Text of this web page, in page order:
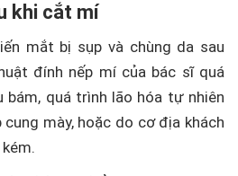
khi cắt mí
mắt bị sụp và chùng da sau
đính nếp mí của bác sĩ quá
bám, quá trình lão hóa tự nhiên
mày, hoặc do cơ địa khách